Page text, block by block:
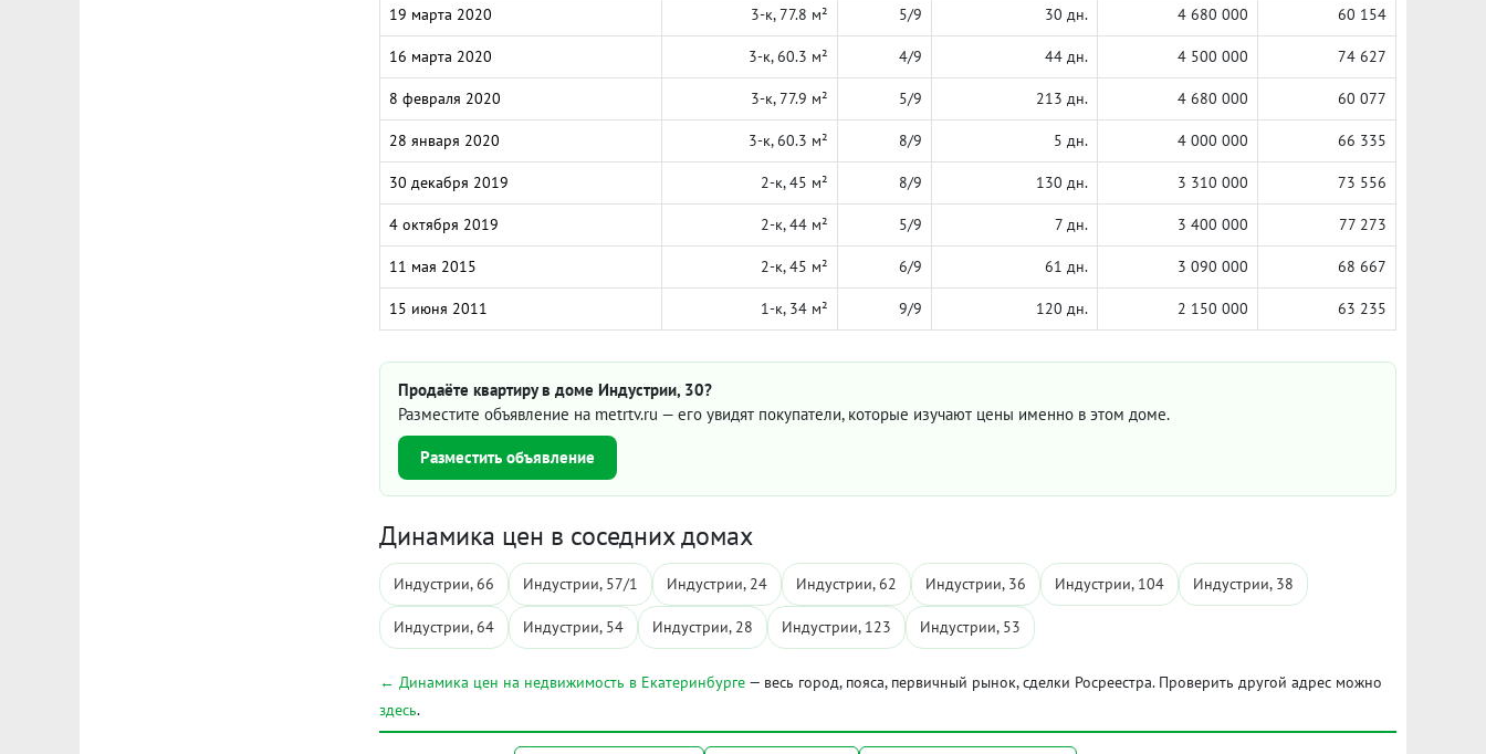
19 марта 2020 3-к, 77.8 м² 5/9 30 дн. 4 680 000 60 154
16 марта 2020 3-к, 60.3 м² 4/9 44 дн. 4 500 000 74 627
8 февраля 2020 3-к, 77.9 м² 5/9 213 дн. 4 680 000 60 077
28 января 2020 3-к, 60.3 м² 8/9 5 дн. 4 000 000 66 335
30 декабря 2019 2-к, 45 м² 8/9 130 дн. 3 310 000 73 556
4 октября 2019 2-к, 44 м² 5/9 7 дн. 3 400 000 77 273
11 мая 2015 2-к, 45 м² 6/9 61 дн. 3 090 000 68 667
15 июня 2011 1-к, 34 м² 9/9 120 дн. 2 150 000 63 235
Продаёте квартиру в доме Индустрии, 30?
Разместите объявление на metrtv.ru — его увидят покупатели, которые изучают цены именно в этом доме.
Разместить объявление
Динамика цен в соседних домах
Индустрии, 66 Индустрии, 57/1 Индустрии, 24 Индустрии, 62 Индустрии, 36 Индустрии, 104 Индустрии, 38
Индустрии, 64 Индустрии, 54 Индустрии, 28 Индустрии, 123 Индустрии, 53
← Динамика цен на недвижимость в Екатеринбурге — весь город, пояса, первичный рынок, сделки Росреестра. Проверить другой адрес можно
здесь.